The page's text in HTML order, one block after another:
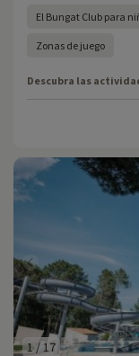
El Bungat Club para
Zonas de juego
Descubra las
1/17